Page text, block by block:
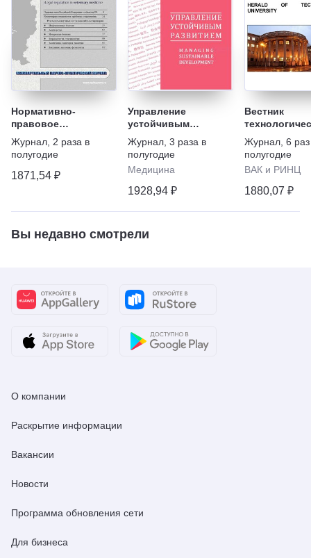
Нормативно-
правовое
регулирование в
ветеринарии
Журнал 2 раза в
полугодие
1871,54 ₽
Управление
устойчивым
развитием
Журнал 3 раза в
полугодие
Медицина
1928,94 ₽
Вестник
Журнал 6
полугодие
ВАК и РИНЦ
1880,07 ₽
Вы недавно смотрели
О компании
Раскрытие информации
Вакансии
Новости
Программа обновления сети
Для бизнеса